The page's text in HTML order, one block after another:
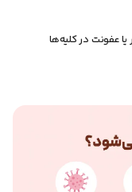
عفونت در کلیه‌ها